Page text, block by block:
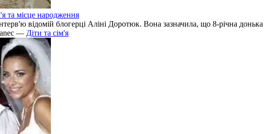
та місце народження
відомій блогерці Аліні Доротюк. Вона зазначила, що 8-річна
— Діти та сім'я